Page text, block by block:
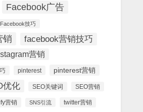
Facebook广告
Facebook技巧
销 facebook营销技巧
营销
pinterest pinterest营销
优化 SEO关键词 SEO营销
营销 SNS引流 twitter营销